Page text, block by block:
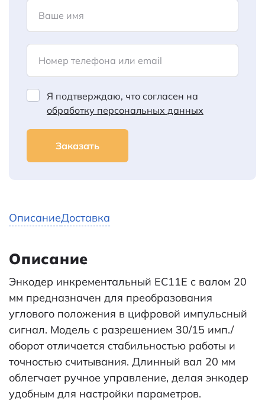
Ваше имя
Номер телефона или email
Я подтверждаю, что согласен на
обработку персональных данных
Заказать
ОписаниеДоставка
Описание
Энкодер инкрементальный EC11E с валом 20
мм предназначен для преобразования
углового положения в цифровой импульсный
сигнал. Модель с разрешением 30/15 имп./
оборот отличается стабильностью работы и
точностью считывания. Длинный вал 20 мм
облегчает ручное управление, делая энкодер
удобным для настройки параметров.